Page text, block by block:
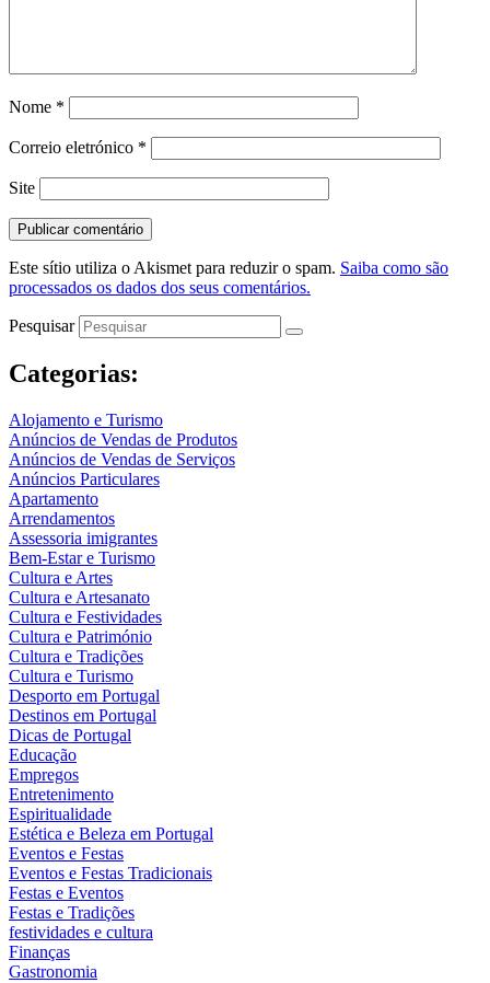
Nome *
Correio eletrónico *
Site
Este sítio utiliza o Akismet para reduzir o spam. Saiba como são
processados os dados dos seus comentários.
Pesquisar
Categorias:
Alojamento e Turismo
Anúncios de Vendas de Produtos
Anúncios de Vendas de Serviços
Anúncios Particulares
Apartamento
Arrendamentos
Assessoria imigrantes
Bem-Estar e Turismo
Cultura e Artes
Cultura e Artesanato
Cultura e Festividades
Cultura e Património
Cultura e Tradições
Cultura e Turismo
Desporto em Portugal
Destinos em Portugal
Dicas de Portugal
Educação
Empregos
Entretenimento
Espiritualidade
Estética e Beleza em Portugal
Eventos e Festas
Eventos e Festas Tradicionais
Festas e Eventos
Festas e Tradições
festividades e cultura
Finanças
Gastronomia